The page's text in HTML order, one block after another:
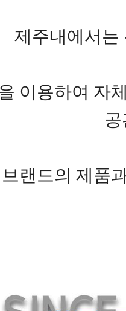
제주내에서는
이용하여 자
랜드의 제품